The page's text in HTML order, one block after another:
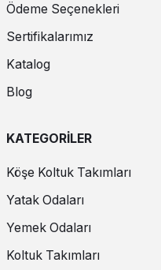
Ödeme Seçenekleri
Sertifikalarımız
Katalog
Blog
KATEGORİLER
Köşe Koltuk Takımları
Yatak Odaları
Yemek Odaları
Koltuk Takımları